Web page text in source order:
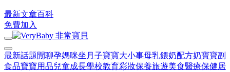
最新文章百科
免費加入
最新話題 閒聊孕媽咪坐月子寶寶大小事母乳餵奶配方奶寶寶副
食品寶寶用品兒童成長學校教育彩妝保養旅遊美食醫療保健居